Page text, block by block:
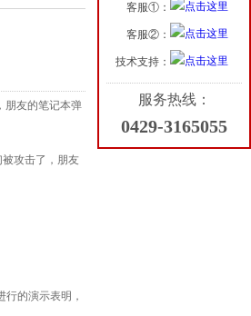
朋友的笔记本弹
攻击了，朋友
的演示表明，
客服①：
客服②：
技术支持：
服务热线：
0429-3165055